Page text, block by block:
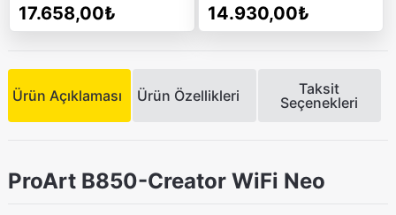
17.658,00₺ 14.930,00₺
Ürün Açıklaması Ürün Özellikleri
Taksit
Seçenekleri
ProArt B850-Creator WiFi Neo